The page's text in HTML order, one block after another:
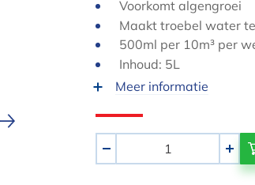
Voorkomt algengroei
Maakt troebel water
500ml per 10m³ per
Inhoud: 5L
Meer informatie
- +